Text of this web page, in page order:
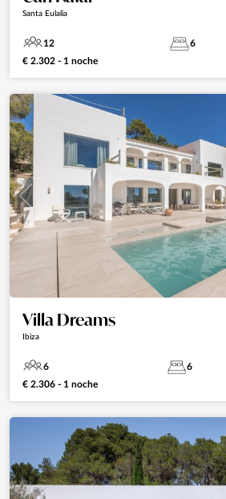
Santa Eulalia
12 6
€ 2.302 - 1 noche
Villa Dreams
Ibiza
6 6
€ 2.306 - 1 noche